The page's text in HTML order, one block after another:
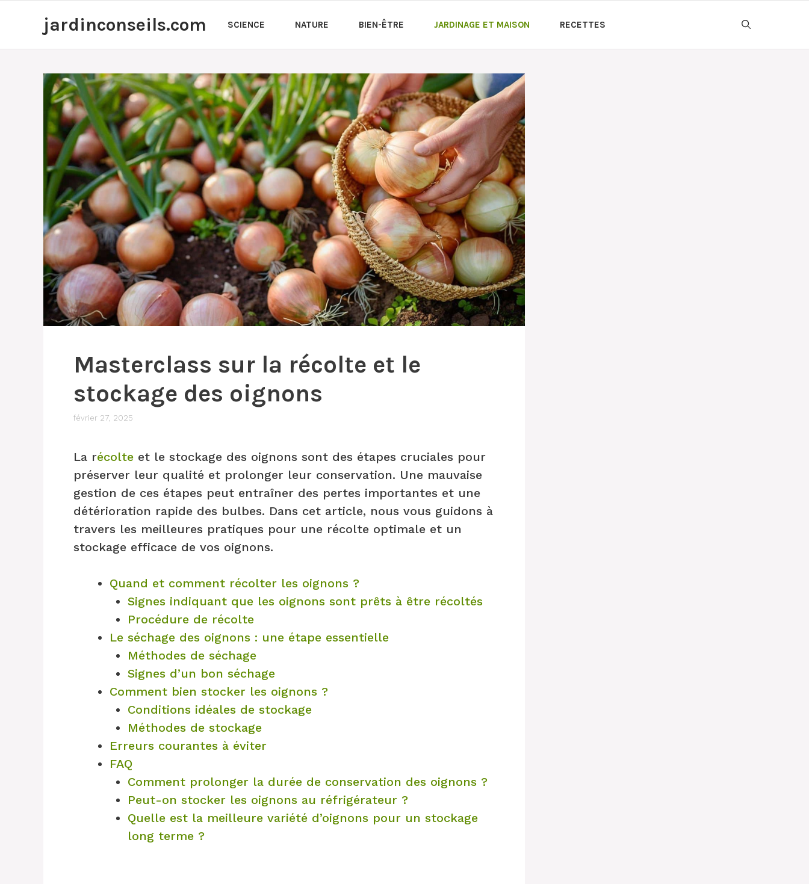
jardinconseils.com SCIENCE NATURE BIEN-ÊTRE JARDINAGE ET MAISON RECETTES
Masterclass sur la récolte et le
stockage des oignons
février 27, 2025
La récolte et le stockage des oignons sont des étapes cruciales pour
préserver leur qualité et prolonger leur conservation. Une mauvaise
gestion de ces étapes peut entraîner des pertes importantes et une
détérioration rapide des bulbes. Dans cet article, nous vous guidons à
travers les meilleures pratiques pour une récolte optimale et un
stockage efficace de vos oignons.
Quand et comment récolter les oignons ?
Signes indiquant que les oignons sont prêts à être récoltés
Procédure de récolte
Le séchage des oignons : une étape essentielle
Méthodes de séchage
Signes d’un bon séchage
Comment bien stocker les oignons ?
Conditions idéales de stockage
Méthodes de stockage
Erreurs courantes à éviter
FAQ
Comment prolonger la durée de conservation des oignons ?
Peut-on stocker les oignons au réfrigérateur ?
Quelle est la meilleure variété d’oignons pour un stockage
long terme ?